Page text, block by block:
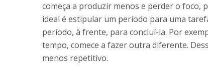
começa a produzir menos e perder o foco,
ideal é estipular um período para uma
período, à frente, para concluí-la. Por
tempo, comece a fazer outra diferente.
menos repetitivo.